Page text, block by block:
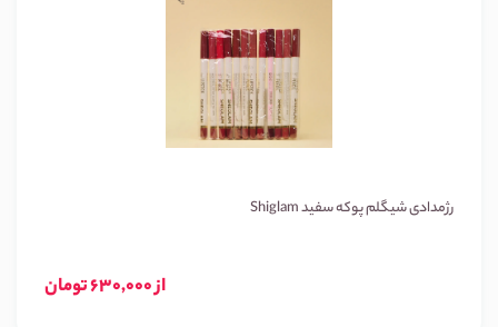
رژمدادی شیگلم پوکه سفید Shiglam
از 630,000 تومان